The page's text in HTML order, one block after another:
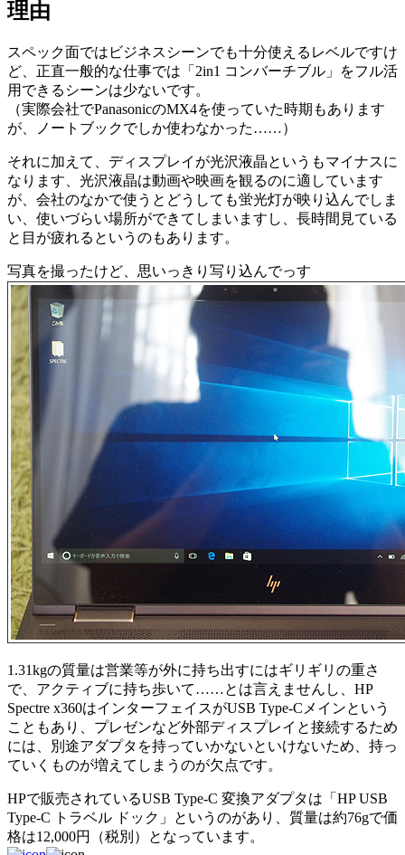
理由
スペック面ではビジネスシーンでも十分使えるレベルですけ
ど、正直一般的な仕事では「2in1 コンバーチブル」をフル活
用できるシーンは少ないです。
（実際会社でPanasonicのMX4を使っていた時期もあります
が、ノートブックでしか使わなかった……）
それに加えて、ディスプレイが光沢液晶というもマイナスに
なります、光沢液晶は動画や映画を観るのに適しています
が、会社のなかで使うとどうしても蛍光灯が映り込んでしま
い、使いづらい場所ができてしまいますし、長時間見ている
と目が疲れるというのもあります。
写真を撮ったけど、思いっきり写り込んでっす
1.31kgの質量は営業等が外に持ち出すにはギリギリの重さ
で、アクティブに持ち歩いて……とは言えませんし、HP
Spectre x360はインターフェイスがUSB Type-Cメインという
こともあり、プレゼンなど外部ディスプレイと接続するため
には、別途アダプタを持っていかないといけないため、持っ
ていくものが増えてしまうのが欠点です。
HPで販売されているUSB Type-C 変換アダプタは「HP USB
Type-C トラベル ドック」というのがあり、質量は約76gで価
格は12,000円（税別）となっています。